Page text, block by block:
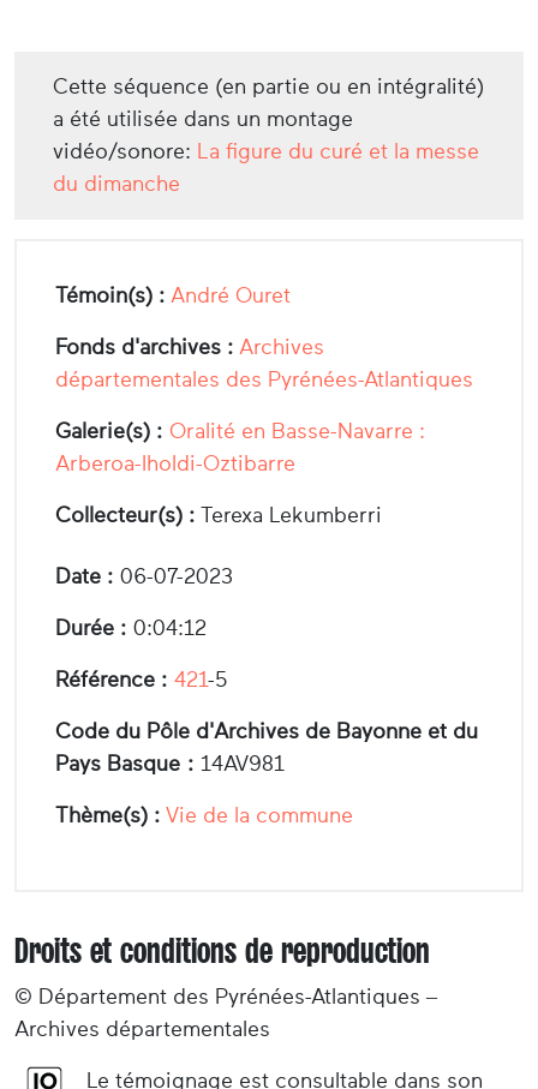
Cette séquence (en partie ou en intégralité)
a été utilisée dans un montage
vidéo/sonore: La figure du curé et la messe
du dimanche
Témoin(s) : André Ouret
Fonds d'archives : Archives
départementales des Pyrénées-Atlantiques
Galerie(s) : Oralité en Basse-Navarre :
Arberoa-Iholdi-Oztibarre
Collecteur(s) : Terexa Lekumberri
Date : 06-07-2023
Durée : 0:04:12
Référence : 421-5
Code du Pôle d'Archives de Bayonne et du
Pays Basque : 14AV981
Thème(s) : Vie de la commune
Droits et conditions de reproduction
© Département des Pyrénées-Atlantiques –
Archives départementales
Le témoignage est consultable dans son